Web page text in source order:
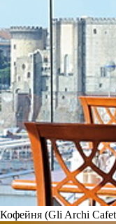
Кофейня (Gli Archi